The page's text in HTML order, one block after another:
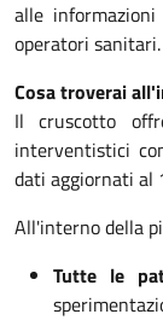
alle
operatori sanitari.
Cosa troverai
Il cruscotto
interventistici
dati aggiornati al
All'interno della
Tutte le